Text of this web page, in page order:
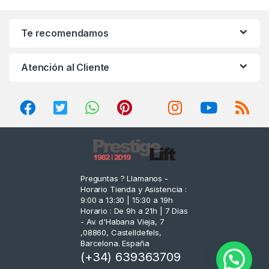
Te recomendamos
Atención al Cliente
Preguntas ? Llamanos -
Horario Tienda y Asistencia :
9:00 a 13:30 | 15:30 a 19h
Horario : De 9h a 21h | 7 Días
- Av. d'Habana Vieja, 7
,08860, Castelldefels,
Barcelona. España
(+34) 639363709